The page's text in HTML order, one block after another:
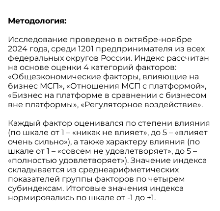
Методология:
Исследование проведено в октябре-ноябре
2024 года, среди 1201 предпринимателя из всех
федеральных округов России. Индекс рассчитан
на основе оценки 4 категорий факторов:
«Общеэкономические факторы, влияющие на
бизнес МСП», «Отношения МСП с платформой»,
«Бизнес на платформе в сравнении с бизнесом
вне платформы», «Регуляторное воздействие».
Каждый фактор оценивался по степени влияния
(по шкале от 1 – «никак не влияет», до 5 – «влияет
очень сильно»), а также характеру влияния (по
шкале от 1 – «совсем не удовлетворяет», до 5 –
«полностью удовлетворяет»). Значение индекса
складывается из среднеарифметических
показателей группы факторов по четырем
субиндексам. Итоговые значения индекса
нормировались по шкале от -1 до +1.